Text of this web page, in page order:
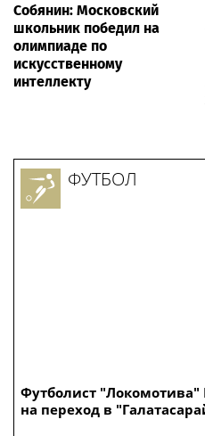
Собянин: Московский
школьник победил на
олимпиаде по
искусственному
интеллекту
Футболист "Локомотива"
на переход в
ФУТБОЛ